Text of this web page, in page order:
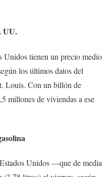
UU.
Unidos tienen un precio medio
los últimos datos del
Louis. Con un billón de
millones de viviendas a ese
Unidos —que de media